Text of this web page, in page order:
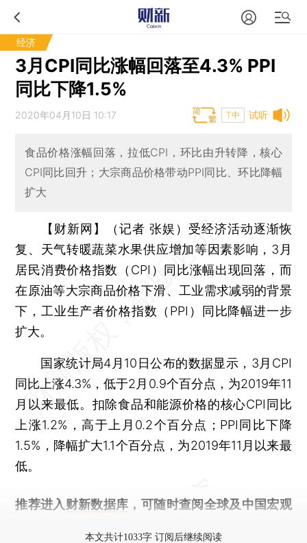
经济
3月CPI同比涨幅回落至4.3% PPI
同比下降1.5%
试听
2020年04月10日 10:17 T中
食品价格涨幅回落，拉低CPI，环比由升转降，核心
CPI同比回升；大宗商品价格带动PPI同比、环比降幅
扩大
【财新网】（记者 张娱） 受经济活动逐渐恢
复、天气转暖蔬菜水果供应增加等因素影响，3月
居民消费价格指数（CPI）同比涨幅出现回落，而
在原油等大宗商品价格下滑、工业需求减弱的背景
下，工业生产者价格指数（PPI）同比降幅进一步
扩大。
国家统计局4月10日公布的数据显示，3月CPI
同比上涨4.3%，低于2月0.9个百分点，为2019年11
月以来最低。扣除食品和能源价格的核心CPI同比
上涨1.2%，高于上月0.2个百分点；PPI同比下降
1.5%，降幅扩大1.1个百分点，为2019年11月以来最
低。
推荐进入 财新数据库 ，可随时查阅全球及中国宏观
本文共计1033字 订阅后继续阅读